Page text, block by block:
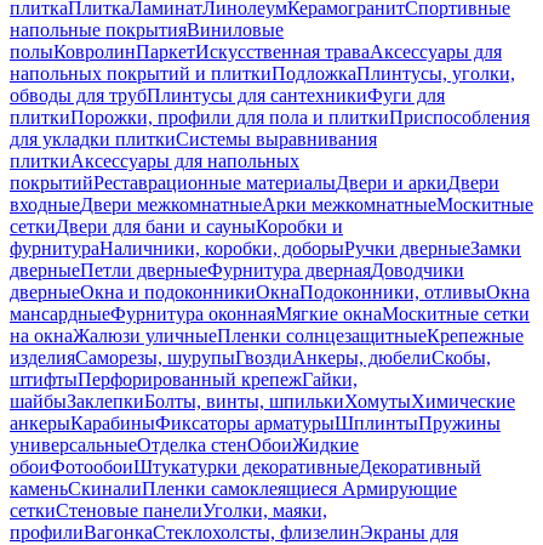
плиткаПлиткаЛаминатЛинолеумКерамогранитСпортивные
напольные покрытияВиниловые
полыКовролинПаркетИскусственная траваАксессуары для
напольных покрытий и плиткиПодложкаПлинтусы, уголки,
обводы для трубПлинтусы для сантехникиФуги для
плиткиПорожки, профили для пола и плиткиПриспособления
для укладки плиткиСистемы выравнивания
плиткиАксессуары для напольных
покрытийРеставрационные материалыДвери и аркиДвери
входныеДвери межкомнатныеАрки межкомнатныеМоскитные
сеткиДвери для бани и сауныКоробки и
фурнитураНаличники, коробки, доборыРучки дверныеЗамки
дверныеПетли дверныеФурнитура двернаяДоводчики
дверныеОкна и подоконникиОкнаПодоконники, отливыОкна
мансардныеФурнитура оконнаяМягкие окнаМоскитные сетки
на окнаЖалюзи уличныеПленки солнцезащитныеКрепежные
изделияСаморезы, шурупыГвоздиАнкеры, дюбелиСкобы,
штифтыПерфорированный крепежГайки,
шайбыЗаклепкиБолты, винты, шпилькиХомутыХимические
анкерыКарабиныФиксаторы арматурыШплинтыПружины
универсальныеОтделка стенОбоиЖидкие
обоиФотообоиШтукатурки декоративныеДекоративный
каменьСкиналиПленки самоклеящиеся Армирующие
сеткиСтеновые панелиУголки, маяки,
профилиВагонкаСтеклохолсты, флизелинЭкраны для